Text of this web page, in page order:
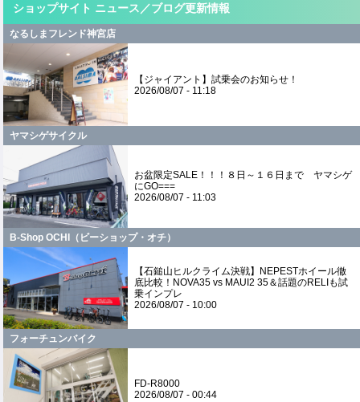
ショップサイト ニュース／ブログ更新情報
なるしまフレンド神宮店
【ジャイアント】試乗会のお知らせ！
2026/08/07 - 11:18
ヤマシゲサイクル
お盆限定SALE！！！８日～１６日まで ヤマシゲ
にGO===
2026/08/07 - 11:03
B-Shop OCHI（ビーショップ・オチ）
​【石鎚山ヒルクライム決戦】NEPESTホイール徹
底比較！NOVA35 vs MAUI2 35＆話題のRELIも試
乗インプレ
2026/08/07 - 10:00
フォーチュンバイク
FD-R8000
2026/08/07 - 00:44